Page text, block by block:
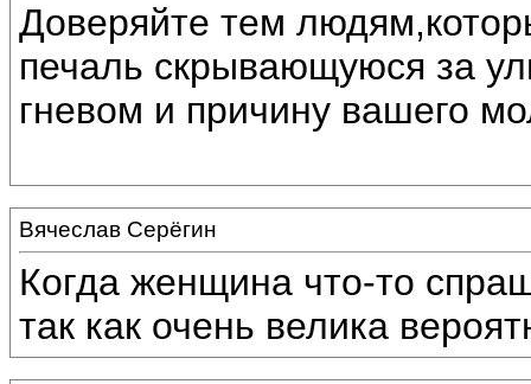
Доверяйте тем
печаль скрывающуюся за
гневом и причину вашего
Вячеслав Серёгин
Когда женщина что-тo
так как очень велика